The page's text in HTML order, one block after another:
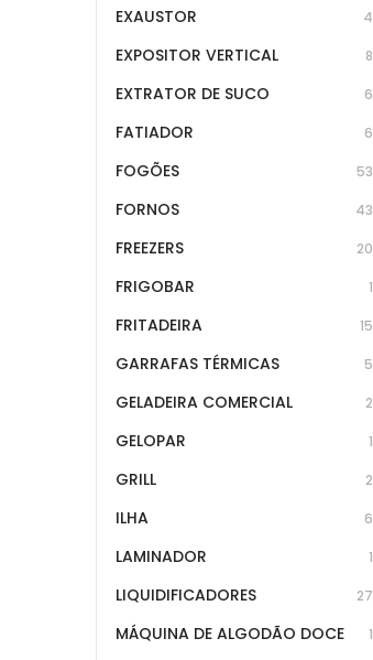
EXAUSTOR 4
EXPOSITOR VERTICAL 8
EXTRATOR DE SUCO 6
FATIADOR 6
FOGÕES 53
FORNOS 43
FREEZERS 20
FRIGOBAR 1
FRITADEIRA 15
GARRAFAS TÉRMICAS 5
GELADEIRA COMERCIAL 2
GELOPAR 1
GRILL 2
ILHA 6
LAMINADOR 1
LIQUIDIFICADORES 27
MÁQUINA DE ALGODÃO DOCE 1